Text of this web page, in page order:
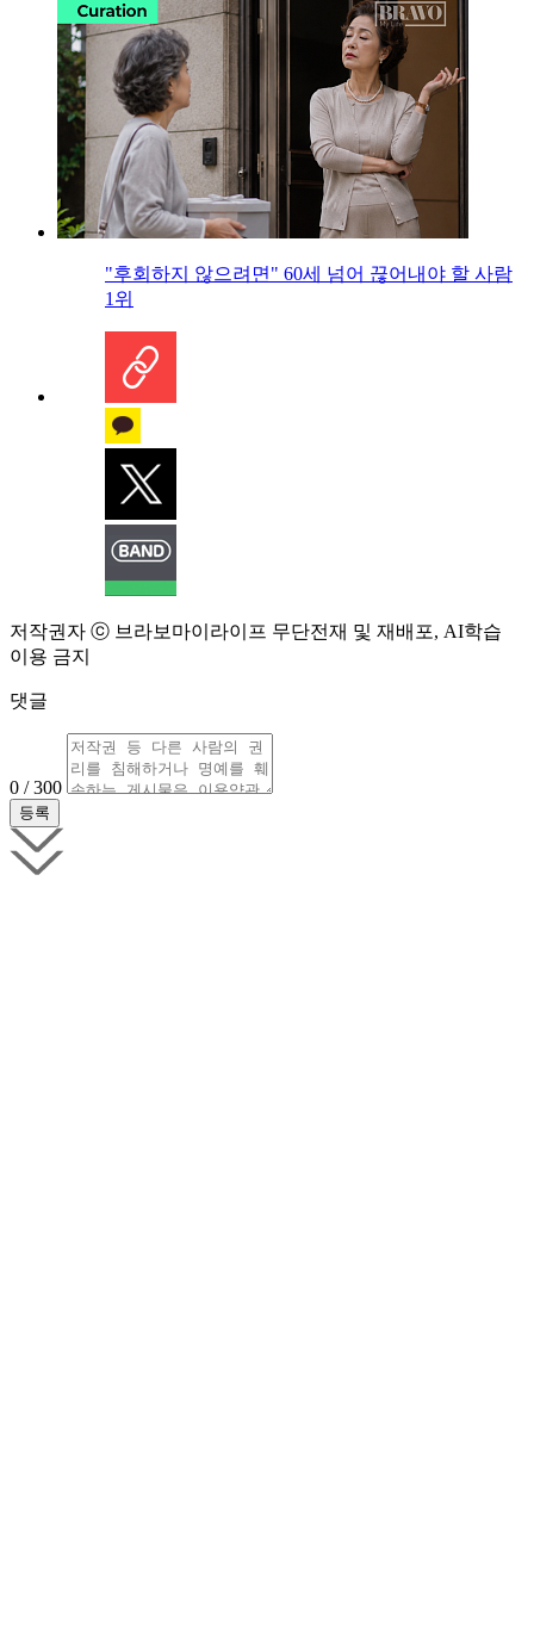
"후회하지 않으려면" 60세 넘어 끊어내야 할 사람
1위
저작권자 ⓒ 브라보마이라이프 무단전재 및 재배포, AI학습
이용 금지
댓글
0 / 300